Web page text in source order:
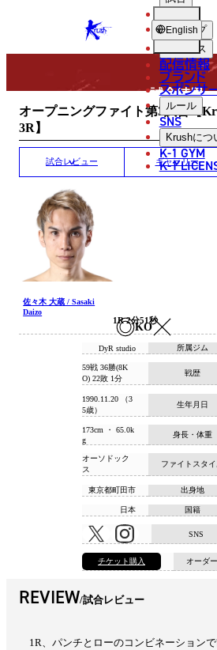
KRUSH English
ショップ
ニュース
配信情報
ブランド
スポンサ
ルール
SNS
Krushにつ
K-1 GYM
K-1
MATCH
試合結果
オープニングファイト第3試合【
3R】
試合レビュー ギャラリー
佐々木 大蔵 / Sasaki
Daizo
KO
1R 2分51秒
所属ジム
DyR studio
戦歴
59戦 36勝(8K
O) 22敗 1分
生年月日
1990.11.20 （3
5歳）
身長・体重
173cm ・ 65.0k
g
ファイトスタ
オーソドック
ス
出身地
東京都町田市
国籍
日本
SNS
オーダ
チケット購入
REVIEW 試合レビュー
1R、パンチとローのコンビネーション